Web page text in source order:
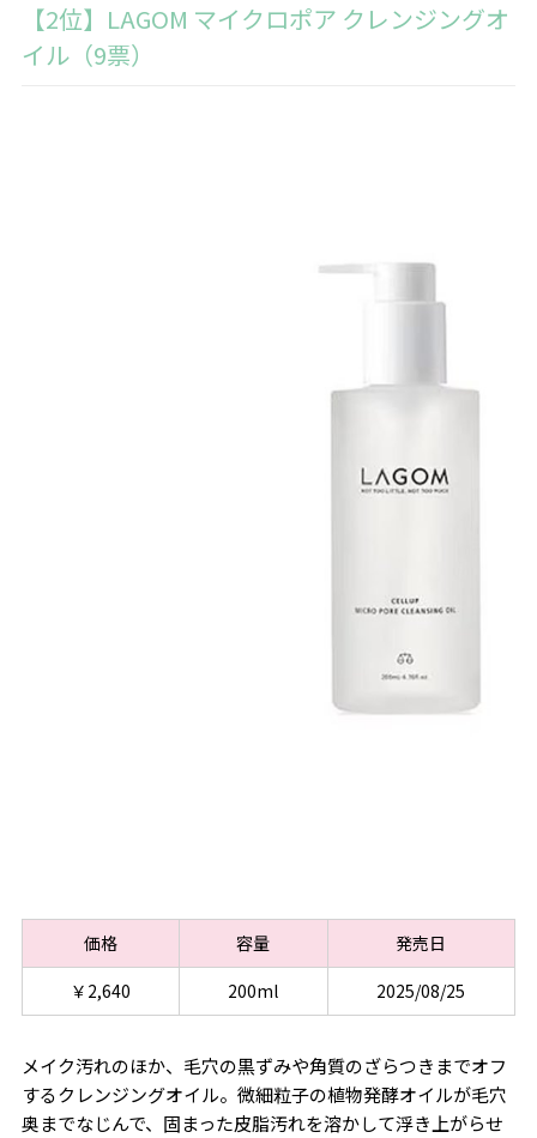
【2位】LAGOM マイクロポア クレンジングオ
イル（9票）
価格 容量
発売日
￥2,640
200ml 2025/08/25
メイク汚れのほか、毛穴の黒ずみや角質のざらつきまでオフ
するクレンジングオイル。微細粒子の植物発酵オイルが毛穴
奥までなじんで、固まった皮脂汚れを溶かして浮き上がらせ